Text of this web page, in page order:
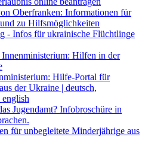
Oberfranken: Informationen für
zu Hilfsmöglichkeiten
- Infos für ukrainische Flüchtlinge
Innenministerium: Hilfen in der
Hilfe-Portal für
der Ukraine | deutsch,
english
Jugendamt? Infobroschüre in
für unbegleitete Minderjährige aus